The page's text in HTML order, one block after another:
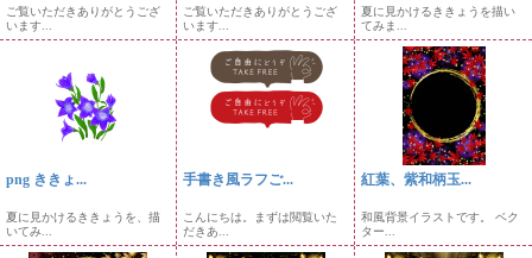
ご覧いただきありがとうござ
います...
ご覧いただきありがとうござ
います...
夏に見かけるききょうを描い
てみま...
png ききょ...
夏に見かけるききょうを、描
いてみ...
手書き風ラフご...
こんにちは。まずは閲覧いた
だきあ...
紅葉、紫和柄玉...
和風背景イラストです。 ベク
ター...